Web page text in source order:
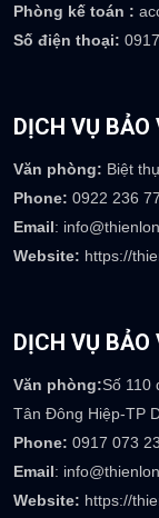
Phòng kế toán :
Số điện thoại:
DỊCH VỤ BẢO
Văn phòng: Biệt
Phone: 0922 236
Email:
Website: https://
DỊCH VỤ BẢO
Văn phòng:Số 110
Tân Đông Hiệp-TP
Phone: 0917 073
Email:
Website: https://